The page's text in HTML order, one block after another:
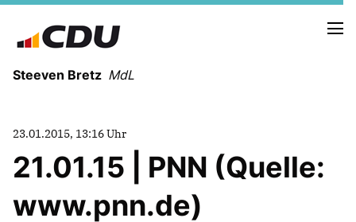
Steeven Bretz MdL
VITA
WAHLKREISBESUCHE
23.01.2015, 13:16 Uhr
21.01.15 | PNN (Quelle:
www.pnn.de)